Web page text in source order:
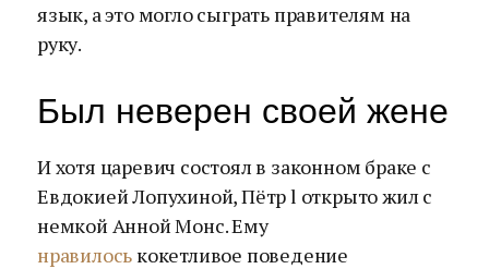
язык, а это могло сыграть правителям на
руку.
Был неверен своей жене
И хотя царевич состоял в законном браке с
Евдокией Лопухиной, Пётр l открыто жил с
немкой Анной Монс. Ему
нравилось кокетливое поведение